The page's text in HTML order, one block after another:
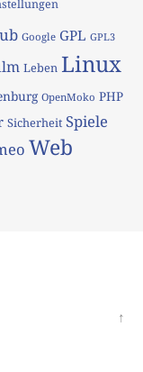
Google GPL GPL3
Leben Linux
OpenMoko PHP
Sicherheit Spiele
Web
↑